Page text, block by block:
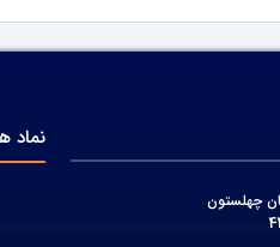
چهلستون
نماد